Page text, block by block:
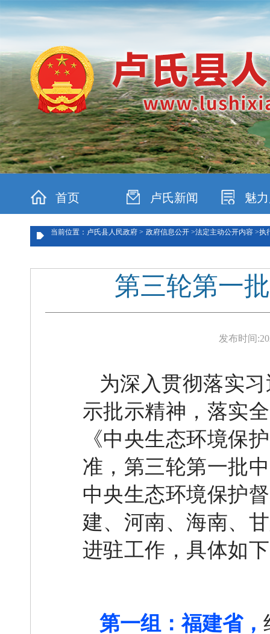
首页 卢氏新闻 魅
当前位置：卢氏县人民政府 > 政府信息公开 >法定主动公开内容 >执
第三轮第一
发布时间:
为深入贯彻落实
示批示精神，落实
《中央生态环境保
准，第三轮第一批
中央生态环境保护
建、河南、海南、
进驻工作，具体如
第一组：福建省，